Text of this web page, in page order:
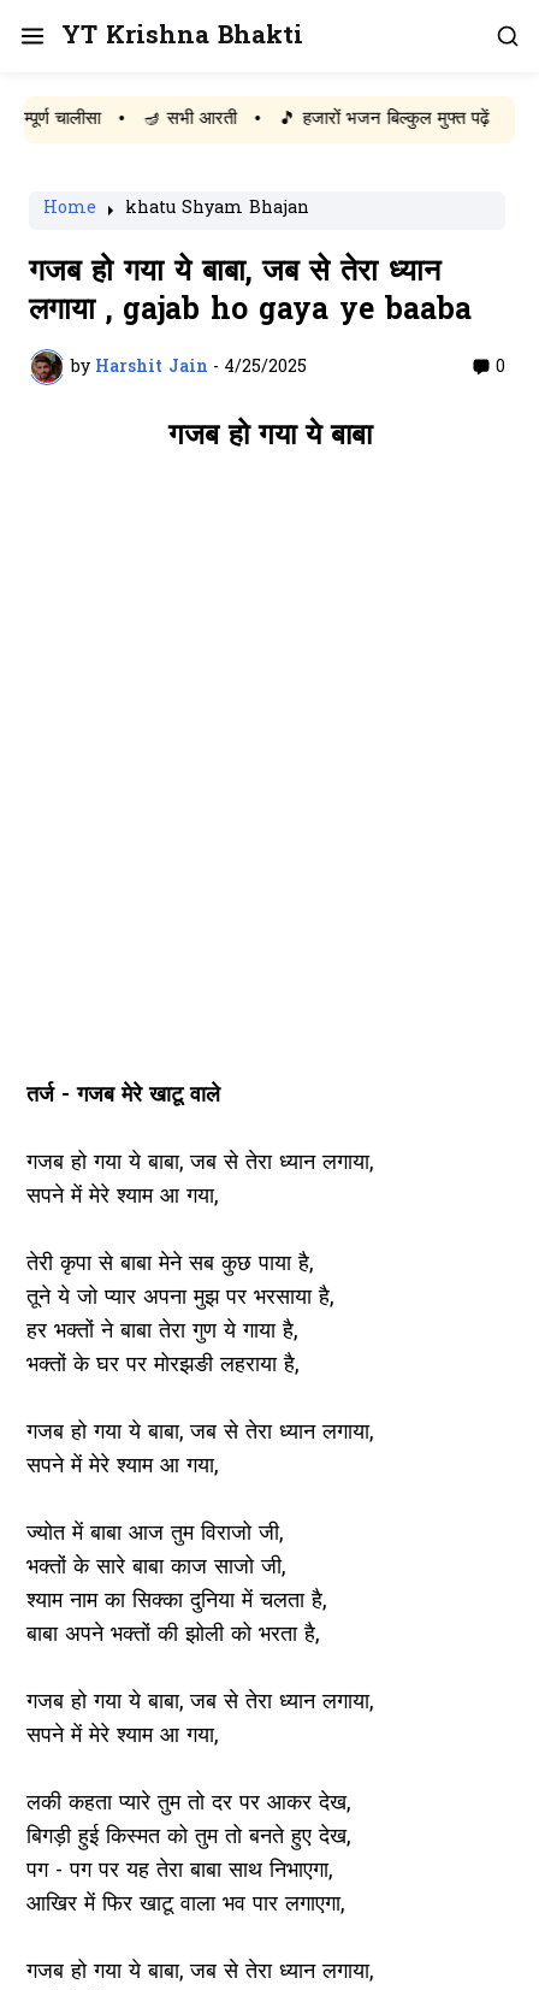
YT Krishna Bhakti
• 🪔 सभी आरती • 🎵 हजारों भजन बिल्कुल मुफ्त पढ़ें
Home khatu Shyam Bhajan
गजब हो गया ये बाबा, जब से तेरा ध्यान
लगाया , gajab ho gaya ye baaba
by Harshit Jain - 4/25/2025 0
गजब हो गया ये बाबा
तर्ज - गजब मेरे खाटू वाले
गजब हो गया ये बाबा, जब से तेरा ध्यान लगाया,
‌‌सपने में मेरे श्याम आ गया,
तेरी कृपा से बाबा मेने सब कुछ पाया है,
तूने ये जो प्यार अपना मुझ पर भरसाया है,
हर भक्तों ने बाबा तेरा गुण ये गाया है,
भक्तों के घर पर मोरझङी लहराया है,
गजब हो गया ये बाबा, जब से तेरा ध्यान लगाया,
‌‌सपने में मेरे श्याम आ गया,
ज्योत में बाबा आज तुम विराजो जी,
भक्तों के सारे बाबा काज साजो जी,
श्याम नाम का सिक्का दुनिया में चलता है,
बाबा अपने भक्तों की झोली को भरता है,
गजब हो गया ये बाबा, जब से तेरा ध्यान लगाया,
‌‌सपने में मेरे श्याम आ गया,
लकी कहता प्यारे तुम तो दर पर आकर देख,
बिगड़ी हुई किस्मत को तुम तो बनते हुए देख,
पग - पग पर यह तेरा बाबा साथ निभाएगा,
आखिर में फिर खाटू वाला भव पार लगाएगा,
गजब हो गया ये बाबा, जब से तेरा ध्यान लगाया,